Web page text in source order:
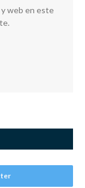
web en este